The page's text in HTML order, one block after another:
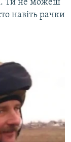
Ти не можеш
навіть рачки